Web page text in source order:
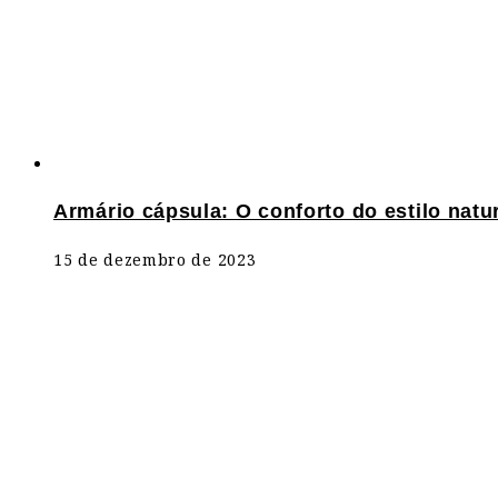
Armário cápsula: O conforto do estilo
15 de dezembro de 2023